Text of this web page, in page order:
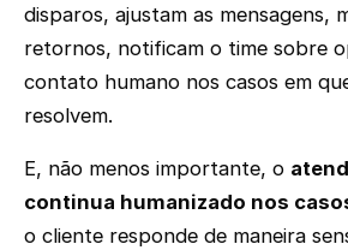
disparos, ajustam as mensagens,
retornos, notificam o time sobre
contato humano nos casos em
resolvem.
E, não menos importante, o
continua humanizado nos
o cliente responde de maneira